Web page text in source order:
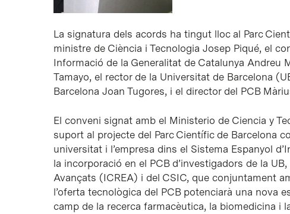
La signatura dels acords ha tingut lloc al Parc
ministre de Ciència i Tecnologia Josep Piqué, el
Informació de la Generalitat de Catalunya Andreu
Tamayo, el rector de la Universitat de Barcelona
Barcelona Joan Tugores, i el director del PCB
El conveni signat amb el Ministerio de Ciencia y
suport al projecte del Parc Científic de Barcelona
universitat i l’empresa dins el Sistema Espanyol
la incorporació en el PCB d’investigadors de la
Avançats (ICREA) i del CSIC, que conjuntament
l’oferta tecnològica del PCB potenciarà una nova
camp de la recerca farmacèutica, la biomedicina i